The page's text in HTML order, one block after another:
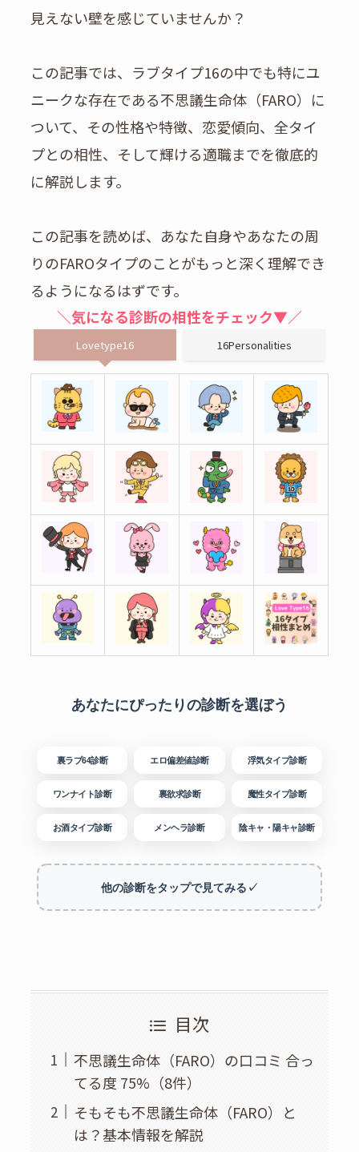
見えない壁を感じていませんか？
この記事では、ラブタイプ16の中でも特にユ
ニークな存在である不思議生命体（FARO）に
ついて、その性格や特徴、恋愛傾向、全タイ
プとの相性、そして輝ける適職までを徹底的
に解説します。
この記事を読めば、あなた自身やあなたの周
りのFAROタイプのことがもっと深く理解でき
るようになるはずです。
＼気になる診断の相性をチェック▼／
Lovetype16 16Personalities
あなたにぴったりの診断を選ぼう
裏ラブ64診断 エロ偏差値診断 浮気タイプ診断
ワンナイト診断 裏欲求診断 魔性タイプ診断
お酒タイプ診断 メンヘラ診断 陰キャ・陽キャ診断
他の診断をタップで見てみる✓
目次
不思議生命体（FARO）の口コミ 合っ
てる度 75%（8件）
そもそも不思議生命体（FARO）と
は？基本情報を解説